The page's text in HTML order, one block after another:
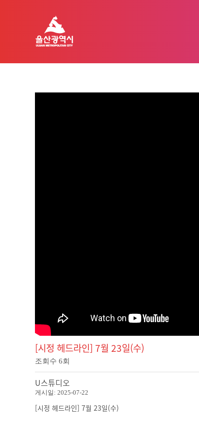
[시정 헤드라인] 7월 23일(수)
조회수 6회
U스튜디오
게시일: 2025-07-22
[시정 헤드라인] 7월 23일(수)